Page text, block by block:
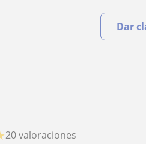
Dar
20 valoraciones